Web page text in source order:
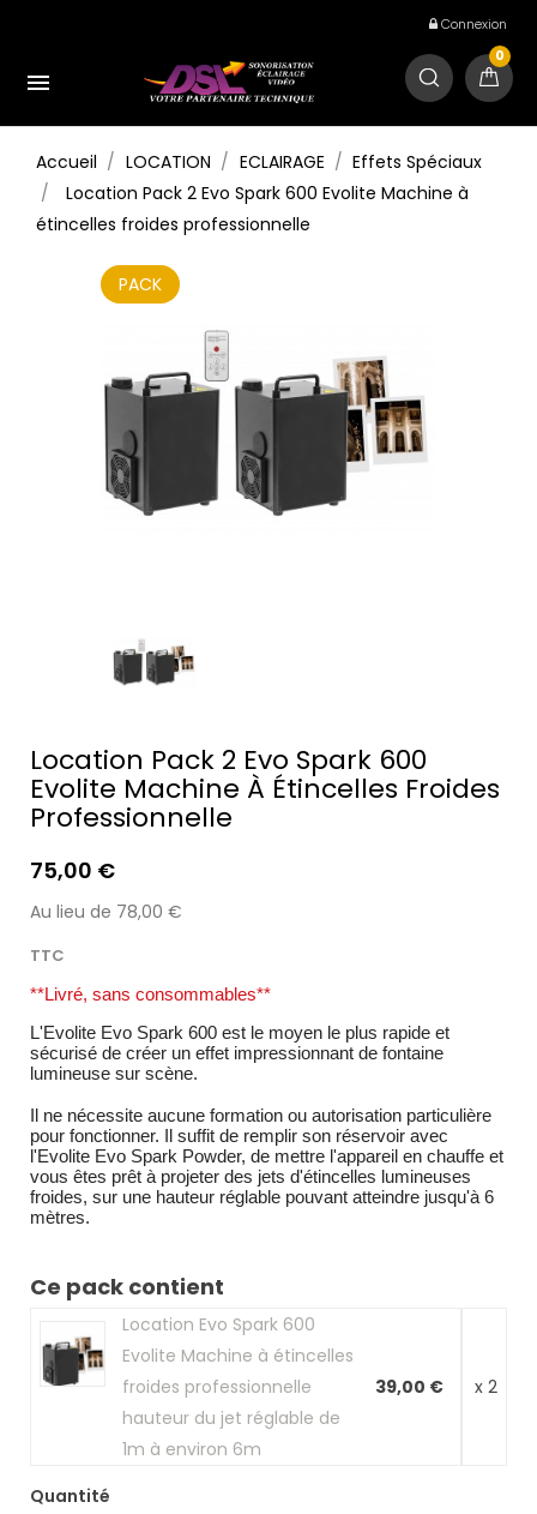
Connexion

0
Accueil LOCATION ECLAIRAGE
Effets Spéciaux
Location Pack 2 Evo Spark 600 Evolite Machine à
étincelles froides professionnelle
PACK
Location Pack 2 Evo Spark 600
Evolite Machine À Étincelles Froides
Professionnelle
75,00 €
Au lieu de 78,00 €
TTC
**Livré, sans consommables**
L'Evolite Evo Spark 600 est le moyen le plus rapide et
sécurisé de créer un effet impressionnant de fontaine
lumineuse sur scène.
Il ne nécessite aucune formation ou autorisation particulière
pour fonctionner. Il suffit de remplir son réservoir avec
l'Evolite Evo Spark Powder, de mettre l'appareil en chauffe et
vous êtes prêt à projeter des jets d'étincelles lumineuses
froides, sur une hauteur réglable pouvant atteindre jusqu'à 6
mètres.
Ce pack contient
Location Evo Spark 600
Evolite Machine à étincelles
froides professionnelle
hauteur du jet réglable de
1m à environ 6m
39,00 € x 2
Quantité